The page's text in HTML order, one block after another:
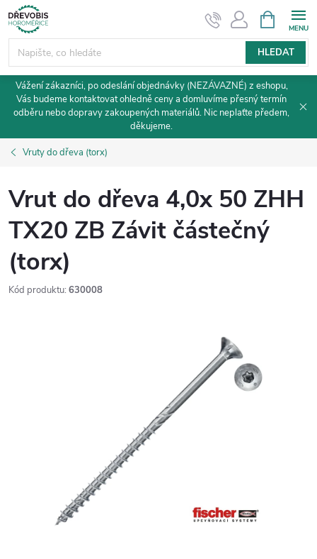
Přejít
na
obsah
HLEDAT
NÁKUPNÍ
KOŠÍK
Vážení zákazníci, po odeslání objednávky (NEZÁVAZNÉ) z eshopu,
Vás budeme kontaktovat ohledně ceny a domluvíme přesný termín
odběru nebo dopravy zakoupených materiálů. Nic neplaťte předem,
děkujeme.
Vruty do dřeva (torx)
Vrut do dřeva 4,0x 50 ZHH
TX20 ZB Závit částečný
(torx)
Kód produktu: 630008